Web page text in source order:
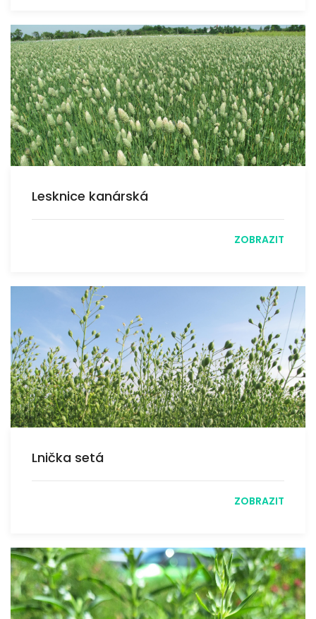
Lesknice kanárská
ZOBRAZIT
Lnička setá
ZOBRAZIT